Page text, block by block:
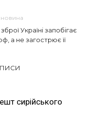
новина
Україні запобігає
а не загострює її
сирійського